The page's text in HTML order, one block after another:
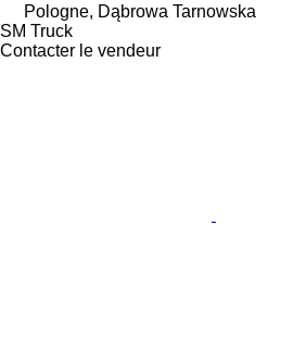
Pologne, Dąbrowa Tarnowska
SM Truck
Contacter le vendeur